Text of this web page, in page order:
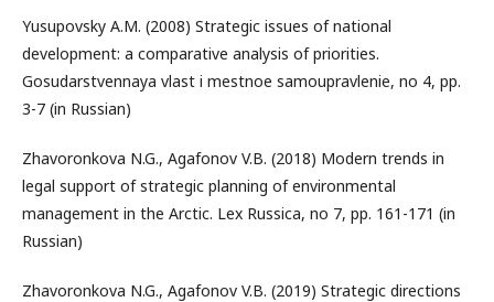
Yusupovsky A.M. (2008) Strategic issues of national
development: a comparative analysis of priorities.
Gosudarstvennaya vlast i mestnoe samoupravlenie, no 4, pp.
3-7 (in Russian)
Zhavoronkova N.G., Agafonov V.B. (2018) Modern trends in
legal support of strategic planning of environmental
management in the Arctic. Lex Russica, no 7, pp. 161-171 (in
Russian)
Zhavoronkova N.G., Agafonov V.B. (2019) Strategic directions